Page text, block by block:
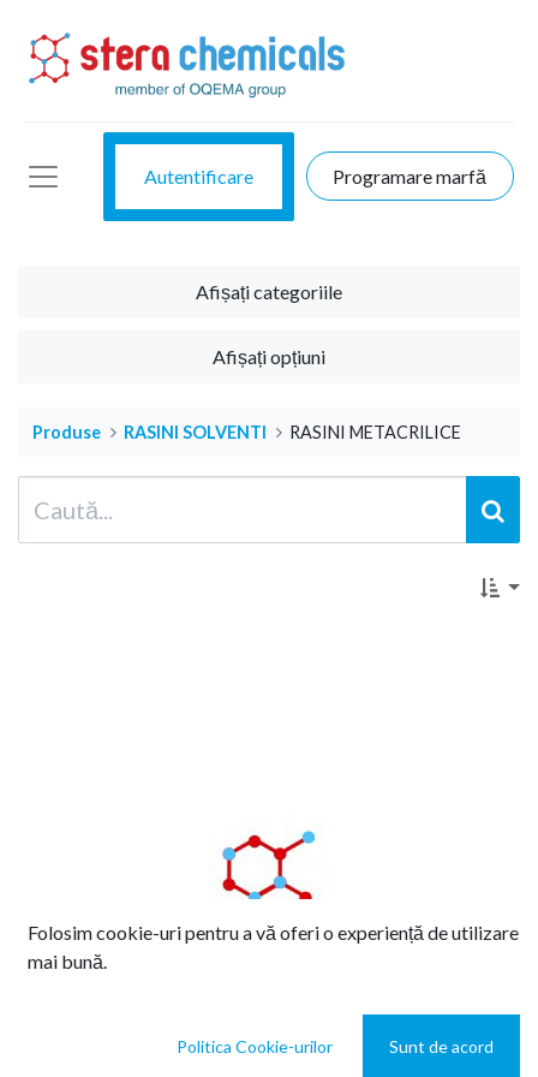
Autentificare Programare marfă
Afișați categoriile
Afișați opțiuni
Produse RASINI SOLVENTI RASINI METACRILICE
Folosim cookie-uri pentru a vă oferi o experiență de utilizare
mai bună.
Politica Cookie-urilor Sunt de acord